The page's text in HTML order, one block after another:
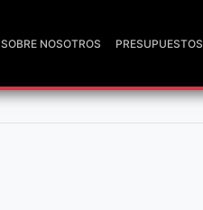
SOBRE NOSOTROS PRESUPUESTOS